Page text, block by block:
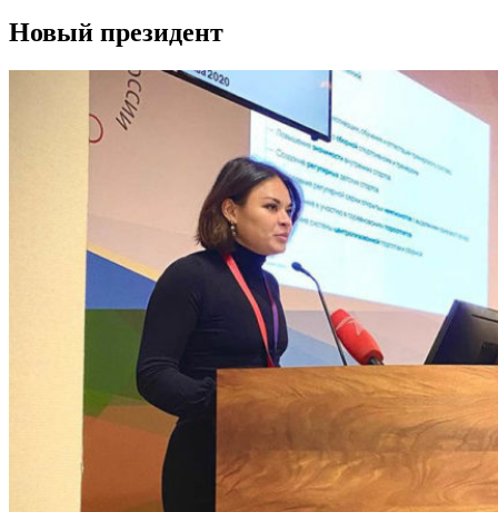
Новый президент